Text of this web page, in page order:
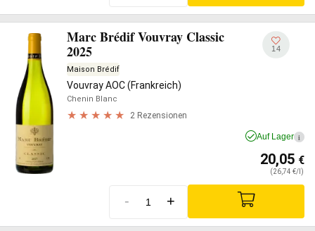
Marc Brédif Vouvray Classic
2025
Maison Brédif
Vouvray AOC (Frankreich)
Chenin Blanc
2 Rezensionen
14
Auf Lager i
20,05 €
(26,74 €/l)
- +